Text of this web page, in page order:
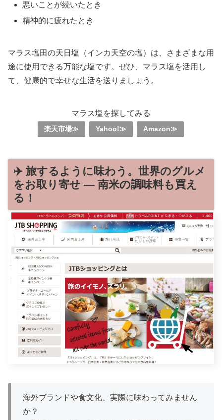
悪いことが続いたとき
精神的に疲れたとき
マラス塩田の天日塩（インカ天空の塩）は、さまざまな用
途に使用できる万能な塩です。ぜひ、マラス塩を活用し
て、健康的で幸せな生活を送りましょう。
マラス塩を探してみる
楽天市場≫ Yahoo!≫ Amazon≫
✈️ 旅するように味わう。世界のグルメ
をお取り寄せ — 南米の調味料も買え
る！
海外ブランドや食文化、実際に味わってみません
か？